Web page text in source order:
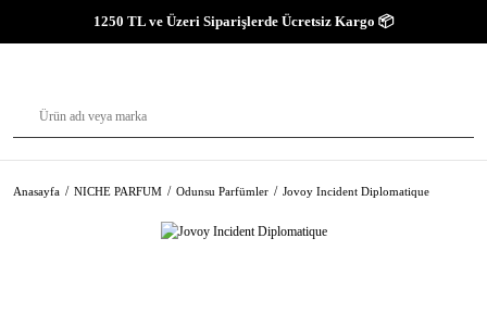
1250 TL ve Üzeri Siparişlerde Ücretsiz Kargo 📦
Anasayfa NICHE PARFUM Odunsu Parfümler Jovoy Incident Diplomatique